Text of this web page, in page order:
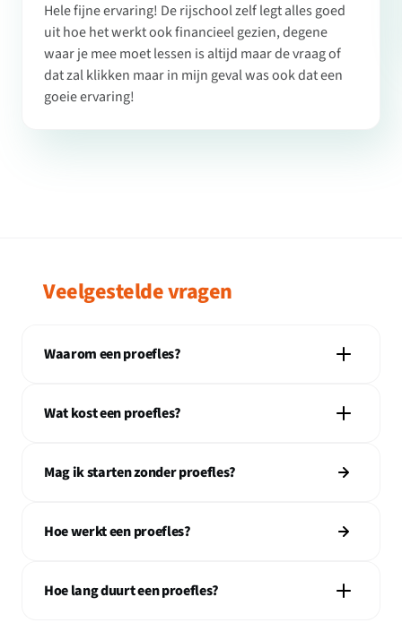
Hele fijne ervaring! De rijschool zelf legt alles goed
uit hoe het werkt ook financieel gezien, degene
waar je mee moet lessen is altijd maar de vraag of
dat zal klikken maar in mijn geval was ook dat een
goeie ervaring!
Veelgestelde vragen
Waarom een proefles?
Wat kost een proefles?
Mag ik starten zonder proefles?
Hoe werkt een proefles?
Hoe lang duurt een proefles?